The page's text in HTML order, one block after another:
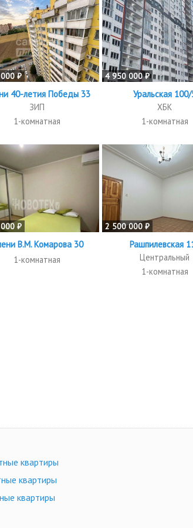
₽
40-летия Победы 33
ЗИП
1-комнатная
4 950 000 ₽
Уральская
ХБК
1-комнатная
₽
В.М. Комарова 30
1-комнатная
2 500 000 ₽
Рашпилевская
Центральный
1-комнатная
квартиры
квартиры
квартиры